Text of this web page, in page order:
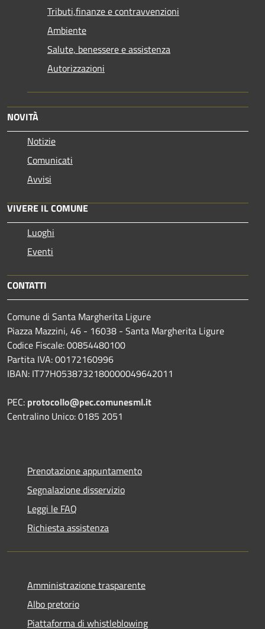
Tributi,finanze e contravvenzioni
Ambiente
Salute, benessere e assistenza
Autorizzazioni
NOVITÀ
Notizie
Comunicati
Avvisi
VIVERE IL COMUNE
Luoghi
Eventi
CONTATTI
Comune di Santa Margherita Ligure
Piazza Mazzini, 46 - 16038 - Santa Margherita Ligure
Codice Fiscale: 00854480100
Partita IVA: 00172160996
IBAN: IT77H0538732180000049642011
PEC: protocollo@pec.comunesml.it
Centralino Unico: 0185 2051
Prenotazione appuntamento
Segnalazione disservizio
Leggi le FAQ
Richiesta assistenza
Amministrazione trasparente
Albo pretorio
Piattaforma di whistleblowing